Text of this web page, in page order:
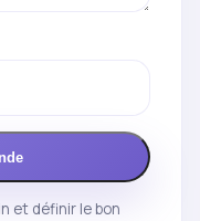
et définir le bon